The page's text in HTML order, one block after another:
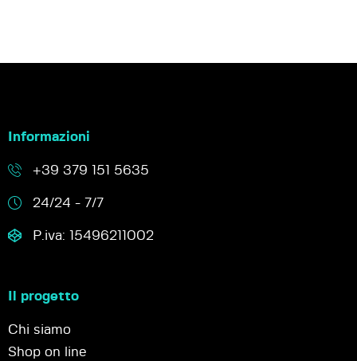
Informazioni
+39 379 151 5635
24/24 - 7/7
P.iva: 15496211002
Il progetto
Chi siamo
Shop on line